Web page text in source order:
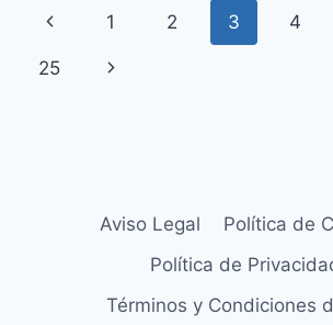
ENCENDER
Navegación
de
Página
anterior
1 2 3 4
25
Siguiente
Aviso Legal
Política de
Política de
Términos y Condiciones